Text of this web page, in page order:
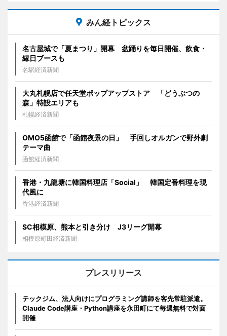
みん経トピックス
名古屋城で「夏まつり」開幕 盆踊りを毎日開催、飲食・
縁日ブースも
名駅経済新聞
大丸札幌店で任天堂ポップアップストア 「どうぶつの
森」特設エリアも
札幌経済新聞
OMO5函館で「函館夜景の日」 手回しオルガンで野外劇
テーマ曲
函館経済新聞
香港・九龍塘に韓国料理店「Social」 韓国定番料理を現
代風に
香港経済新聞
SC相模原、熊本と引き分け J3リーグ開幕
相模原町田経済新聞
プレスリリース
テックジム、法人向けにプログラミング講師を客先常駐派遣。
Claude Code講座・Python講座を永田町にて毎週無料で対面
開催